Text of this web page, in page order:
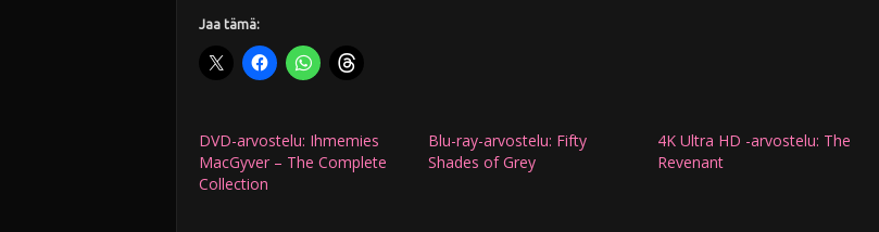
Jaa tämä:
DVD-arvostelu: Ihmemies
MacGyver – The Complete
Collection
Blu-ray-arvostelu: Fifty
Shades of Grey
4K Ultra HD -arvostelu: The
Revenant